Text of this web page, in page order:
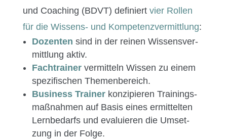
und Coach­ing (BDVT) definiert vier Rollen
für die Wis­sens- und Kom­pe­ten­zver­mit­tlung:
Dozen­ten sind in der reinen Wis­sensver­
mit­tlung aktiv.
Fach­train­er ver­mit­teln Wis­sen zu einem
spez­i­fis­chen Themenbereich.
Busi­ness Train­er konzip­ieren Train­ings­
maß­nah­men auf Basis eines ermit­tel­ten
Lernbe­darfs und evaluieren die Umset­
zung in der Folge.